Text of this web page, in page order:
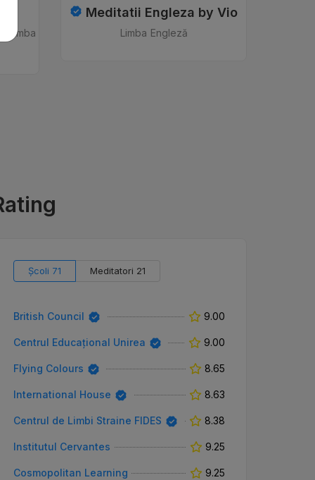
Limba
Meditatii Engleza by Vio
Limba Engleză
Școli 71 Meditatori 21
British Council 9.00
Centrul Educațional Unirea 9.00
Flying Colours 8.65
International House 8.63
Centrul de Limbi Straine FIDES 8.38
Institutul Cervantes 9.25
Cosmopolitan Learning 9.25